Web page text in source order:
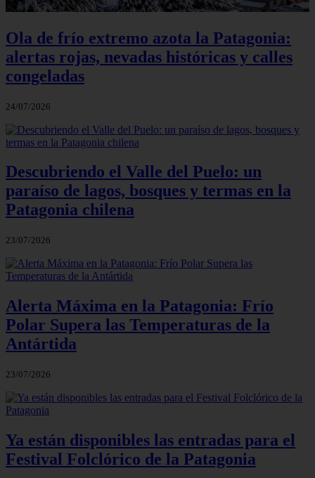
Ola de frío extremo azota la Patagonia:
alertas rojas, nevadas históricas y calles
congeladas
24/07/2026
Descubriendo el Valle del Puelo: un
paraíso de lagos, bosques y termas en la
Patagonia chilena
23/07/2026
Alerta Máxima en la Patagonia: Frío
Polar Supera las Temperaturas de la
Antártida
23/07/2026
Ya están disponibles las entradas para el
Festival Folclórico de la Patagonia